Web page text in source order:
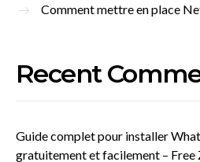
Comment mettre en place
Recent
Guide complet pour installer
gratuitement et facilement – Free